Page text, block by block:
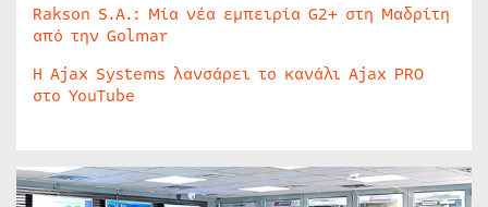
Rakson S.A.: Μία νέα εμπειρία G2+ στη Μαδρίτη
από την Golmar
Η Ajax Systems λανσάρει το κανάλι Ajax PRO
στο YouTube